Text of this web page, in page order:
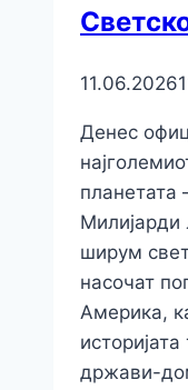
11.06.2026
Денес
планетата
Милијарди
ширум
насочат
Америка,
држави-